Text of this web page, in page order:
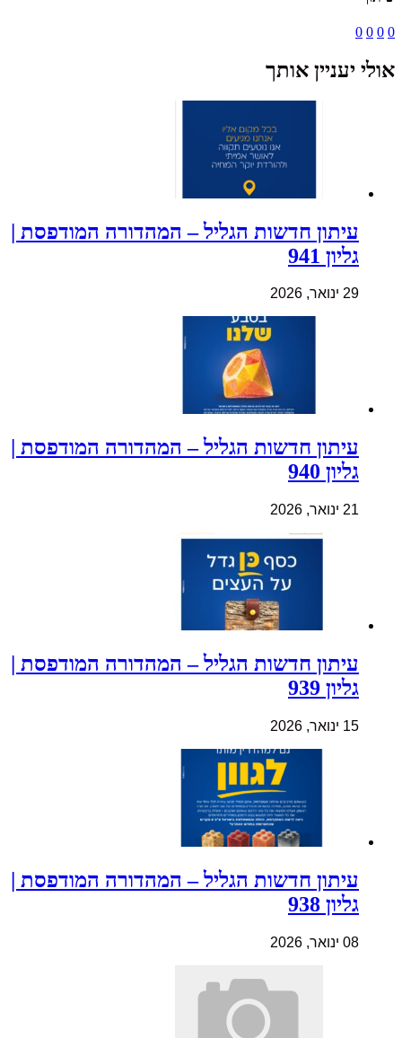
0
0
0
0
אולי יעניין אותך
עיתון חדשות הגליל – המהדורה המודפסת |
גליון 941
29 ינואר, 2026
עיתון חדשות הגליל – המהדורה המודפסת |
גליון 940
21 ינואר, 2026
עיתון חדשות הגליל – המהדורה המודפסת |
גליון 939
15 ינואר, 2026
עיתון חדשות הגליל – המהדורה המודפסת |
גליון 938
08 ינואר, 2026